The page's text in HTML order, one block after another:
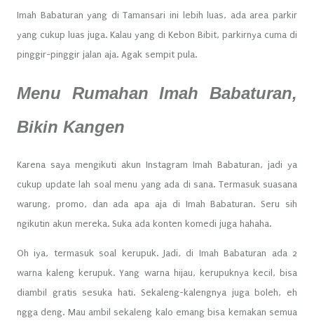
Imah Babaturan yang di Tamansari ini lebih luas, ada area parkir
yang cukup luas juga. Kalau yang di Kebon Bibit, parkirnya cuma di
pinggir-pinggir jalan aja. Agak sempit pula.
Menu Rumahan Imah Babaturan,
Bikin Kangen
Karena saya mengikuti akun Instagram Imah Babaturan, jadi ya
cukup update lah soal menu yang ada di sana. Termasuk suasana
warung, promo, dan ada apa aja di Imah Babaturan. Seru sih
ngikutin akun mereka. Suka ada konten komedi juga hahaha.
Oh iya, termasuk soal kerupuk. Jadi, di Imah Babaturan ada 2
warna kaleng kerupuk. Yang warna hijau, kerupuknya kecil, bisa
diambil gratis sesuka hati. Sekaleng-kalengnya juga boleh, eh
ngga deng. Mau ambil sekaleng kalo emang bisa kemakan semua